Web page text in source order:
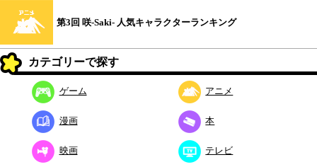
第3回 咲-Saki- 人気キャラクターランキング
カテゴリーで探す
ゲーム アニメ
漫画 本
映画 テレビ